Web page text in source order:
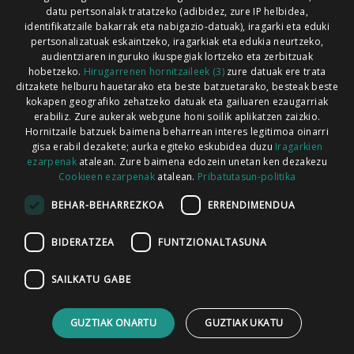
Xorroxin irratia | Lesaka | T. 948638288
Codesyntaxek garatua
PUBLIZITATEA
HARREMANETARAKO
datu pertsonalak tratatzeko (adibidez, zure IP helbidea,
identifikatzaile bakarrak eta nabigazio-datuak), iragarki eta eduki
pertsonalizatuak eskaintzeko, iragarkiak eta edukia neurtzeko,
audientziaren inguruko ikuspegiak lortzeko eta zerbitzuak
hobetzeko. Hirugarrenen hornitzaileek (3)zure datuak ere trata
ditzakete helburu hauetarako eta beste batzuetarako, besteak beste
kokapen geografiko zehatzeko datuak eta gailuaren ezaugarriak
erabiliz. Zure aukerak webgune honi soilik aplikatzen zaizkio.
Hornitzaile batzuek baimena beharrean interes legitimoa oinarri
gisa erabil dezakete; aurka egiteko eskubidea duzu Iragarkien
ezarpenakatalean. Zure baimena edozein unetan ken dezakezu
Cookieen ezarpenak atalean. Pribatutasun-politika
BEHAR-BEHARREZKOA ERRENDIMENDUA
BIDERATZEA FUNTZIONALTASUNA
SAILKATU GABE
GUZTIAK ONARTU GUZTIAK UKATU